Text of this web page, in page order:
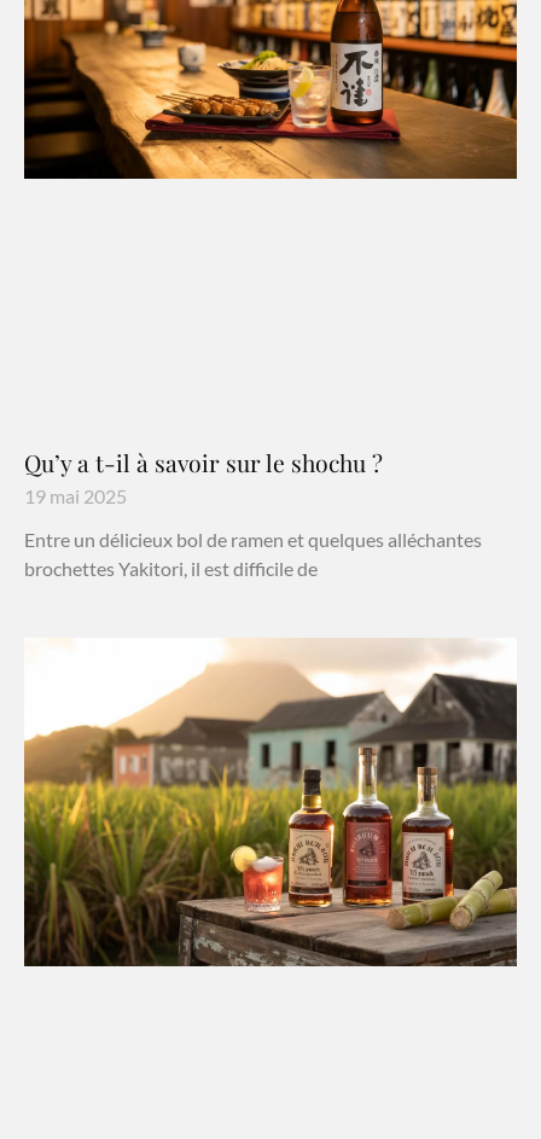
Qu’y a t-il à savoir sur le shochu ?
19 mai 2025
Entre un délicieux bol de ramen et quelques alléchantes
brochettes Yakitori, il est difficile de